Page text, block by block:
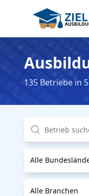
135 Betriebe in
Alle
Alle Branchen